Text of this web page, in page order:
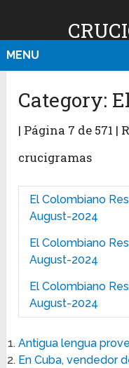
MENU
Category:
| Página 7 de 571 |
crucigramas
El Colombiano
August-2024
El Colombiano
August-2024
El Colombiano
August-2024
Antigua lengua
En Cuba, vendedor